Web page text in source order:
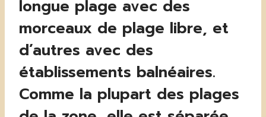
longue plage avec des
morceaux de plage libre, et
d’autres avec des
établissements balnéaires.
Comme la plupart des plages